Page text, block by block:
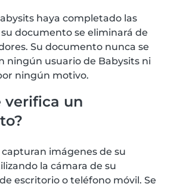
haya completado las
documento se eliminará de
Su documento nunca se
ningún usuario de Babysits ni
ningún motivo.
verifica un
imágenes de su
la cámara de su
escritorio o teléfono móvil. Se